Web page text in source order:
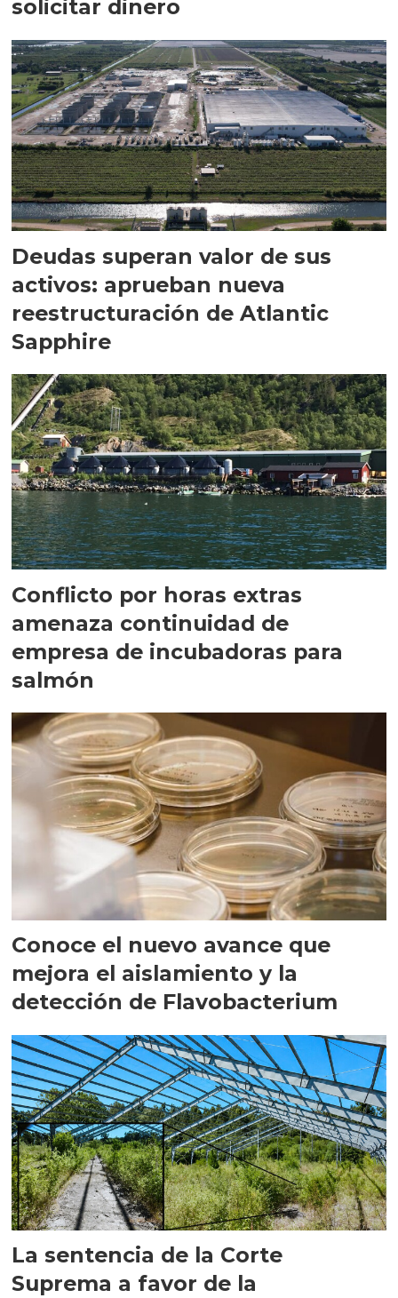
solicitar dinero
Deudas superan valor de sus
activos: aprueban nueva
reestructuración de Atlantic
Sapphire
Conflicto por horas extras
amenaza continuidad de
empresa de incubadoras para
salmón
Conoce el nuevo avance que
mejora el aislamiento y la
detección de Flavobacterium
La sentencia de la Corte
Suprema a favor de la